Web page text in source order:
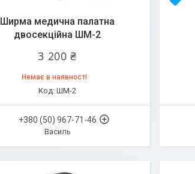
Ширма медична палатна
двосекційна ШМ-2
3 200 ₴
Немає в наявності
ШМ-2
+380 (50) 967-71-46
Василь